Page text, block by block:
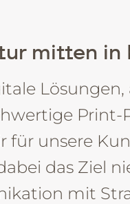
mitten in
Print-
für unsere
das Ziel
mit